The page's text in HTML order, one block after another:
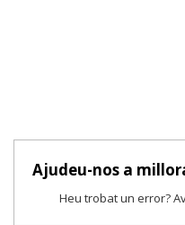
Ajudeu-nos a
Heu trobat un error?